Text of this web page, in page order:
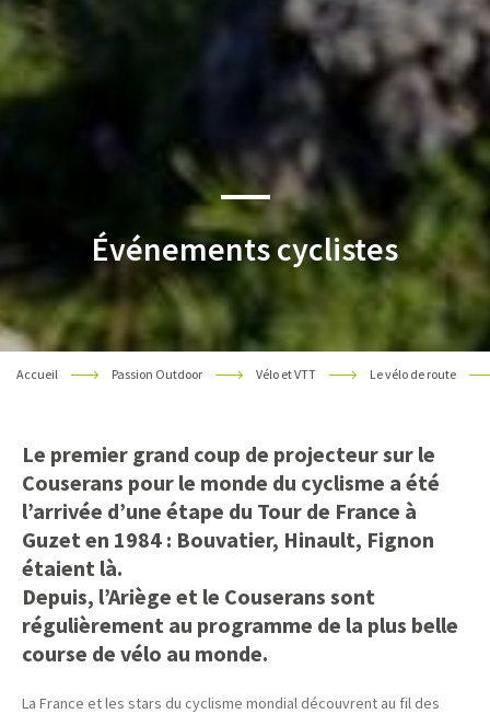
Événements cyclistes
Accueil Passion Outdoor Vélo et VTT Le vélo de route
Le premier grand coup de projecteur sur le
Couserans pour le monde du cyclisme a été
l’arrivée d’une étape du Tour de France à
Guzeten 1984 : Bouvatier, Hinault, Fignon
étaient là.
Depuis, l’Ariège et le Couserans sont
régulièrement au programme de la plus belle
course de vélo au monde.
La France et les stars du cyclisme mondial découvrent au fil des